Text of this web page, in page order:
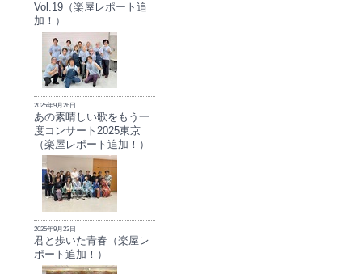
Vol.19（楽屋レポート追
加！）
2025年9月26日
あの素晴しい歌をもう一
度コンサート2025東京
（楽屋レポート追加！）
2025年9月23日
君と歩いた青春（楽屋レ
ポート追加！）